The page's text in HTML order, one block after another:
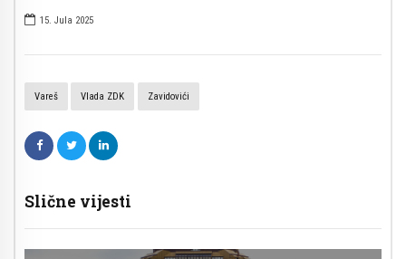
15. Jula 2025
Vareš Vlada ZDK Zavidovići
Slične vijesti